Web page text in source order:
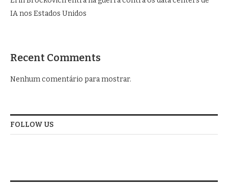
IA nos Estados Unidos
Recent Comments
Nenhum comentário para mostrar.
FOLLOW US